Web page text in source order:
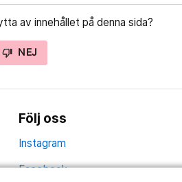
av innehållet på denna sida?
NEJ
Följ oss
Instagram
Facebook